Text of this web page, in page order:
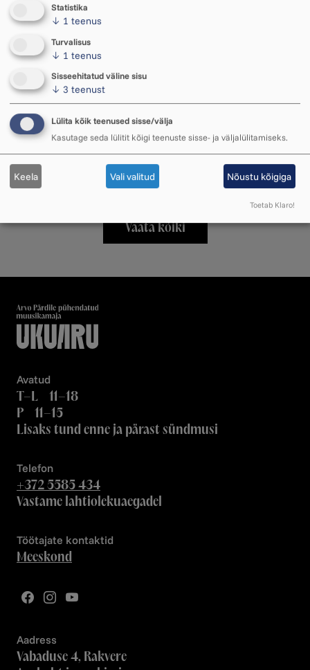
Video: Kus Ukuaru suures saalis
istuda?
Kuhu valida saalis istekoht, et saada
sündmusest parim elamus? Ukuaru
helikunstnik Siim Hiob jagab nippe!
09. aprill 2026 ・ 13.03
Vaata kõiki
Avatud
T–L 11–18
P 11–15
Lisaks tund enne ja pärast sündmusi
Telefon
+372 5585 434
Vastame lahtiolekuaegadel
Töötajate kontaktid
Meeskond
Aadress
Vabaduse 4, Rakvere
Statistika
↓ 1 teenus
Turvalisus
↓ 1 teenus
Sisseehitatud väline sisu
↓ 3 teenust
Lülita kõik teenused sisse/välja
Kasutage seda lülitit kõigi teenuste sisse- ja väljalülitamiseks.
Keela Vali valitud Nõustu kõigiga
Toetab Klaro!